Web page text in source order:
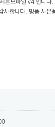
븐모바일 v4 입니다
사합니다. 명품 사